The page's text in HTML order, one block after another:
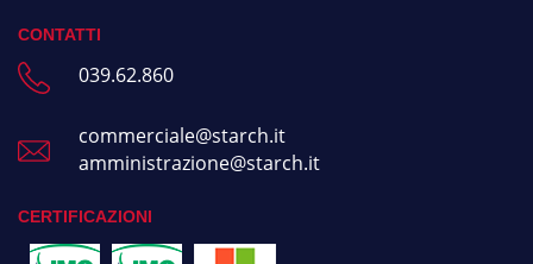
CONTATTI
039.62.860
commerciale@starch.it
amministrazione@starch.it
CERTIFICAZIONI